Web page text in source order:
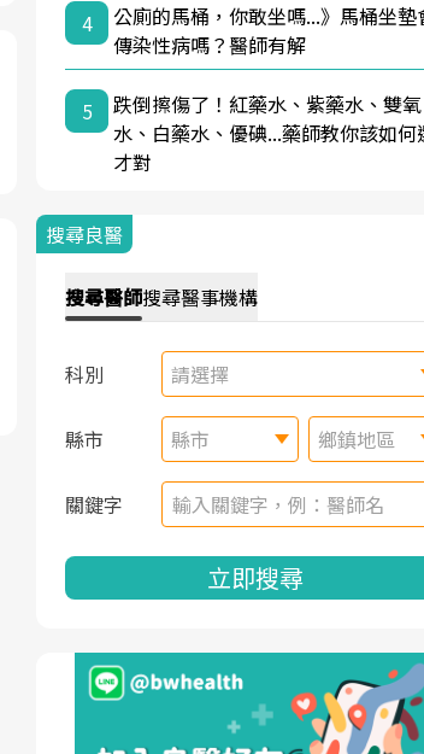
4
公廁的馬桶，你敢坐嗎...》馬桶坐墊
傳染性病嗎？醫師有解
5
跌倒擦傷了！紅藥水、紫藥水、雙氧
水、白藥水、優碘...藥師教你該如何
才對
搜尋良醫
搜尋醫師搜尋醫事機構
科別 請選擇
縣市 縣市 鄉鎮地區
關鍵字
立即搜尋